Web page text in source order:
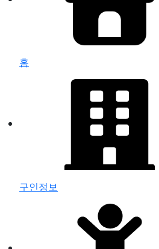
홈
구인정보